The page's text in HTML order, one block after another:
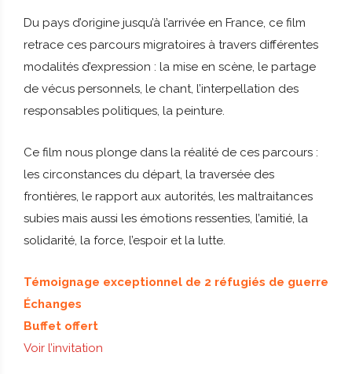
Du pays d’origine jusqu’à l’arrivée en France, ce film
retrace ces parcours migratoires à travers différentes
modalités d’expression : la mise en scène, le partage
de vécus personnels, le chant, l’interpellation des
responsables politiques, la peinture.
Ce film nous plonge dans la réalité de ces parcours :
les circonstances du départ, la traversée des
frontières, le rapport aux autorités, les maltraitances
subies mais aussi les émotions ressenties, l’amitié, la
solidarité, la force, l’espoir et la lutte.
Témoignage exceptionnel de 2 réfugiés de guerre
Échanges
Buffet offert
Voir l’invitation